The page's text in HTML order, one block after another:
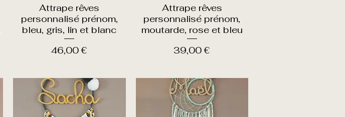
Aperçu rapide
Attrape rêves
personnalisé prénom,
bleu, gris, lin et blanc
Prix
46,00 €
Aperçu rapide
Attrape rêves
personnalisé prénom,
moutarde, rose et bleu
Prix
39,00 €